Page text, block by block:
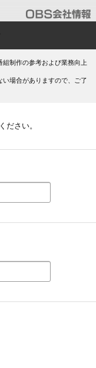
制作の参考および業務向上
場合がありますので、ご了
ださい。